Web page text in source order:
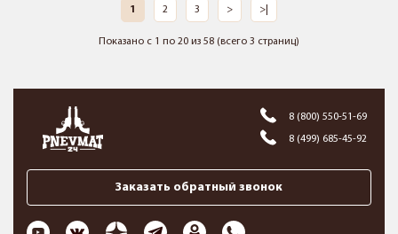
1 2 3 > >|
Показано с 1 по 20 из 58 (всего 3 страниц)
8 (800) 550-51-69
8 (499) 685-45-92
Заказать обратный звонок